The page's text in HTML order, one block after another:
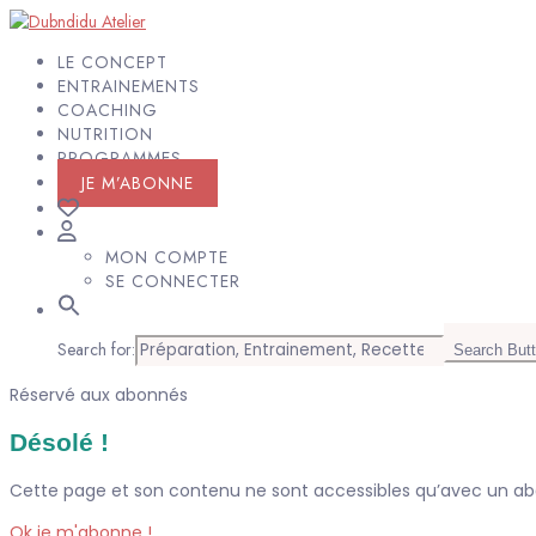
LE CONCEPT
ENTRAINEMENTS
COACHING
NUTRITION
PROGRAMMES
JE M’ABONNE
MON COMPTE
SE CONNECTER
Search for: Search
Réservé aux abonnés
Désolé !
Cette page et son contenu ne sont accessibles qu’avec un